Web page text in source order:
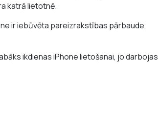
katrā lietotnē.
ir iebūvēta pareizrakstības pārbaude,
ikdienas iPhone lietošanai, jo darbojas